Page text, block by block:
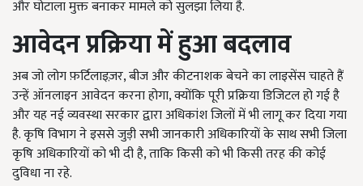
और घोटाला मुक्त बनाकर मामले को सुलझा लिया है.
आवेदन प्रक्रिया में हुआ बदलाव
अब जो लोग फ़र्टिलाइज़र, बीज और कीटनाशक बेचने का लाइसेंस चाहते हैं
उन्हें ऑनलाइन आवेदन करना होगा, क्योंकि पूरी प्रक्रिया डिजिटल हो गई है
और यह नई व्यवस्था सरकार द्वारा अधिकांश जिलों में भी लागू कर दिया गया
है. कृषि विभाग ने इससे जुड़ी सभी जानकारी अधिकारियों के साथ सभी जिला
कृषि अधिकारियों को भी दी है, ताकि किसी को भी किसी तरह की कोई
दुविधा ना रहे.